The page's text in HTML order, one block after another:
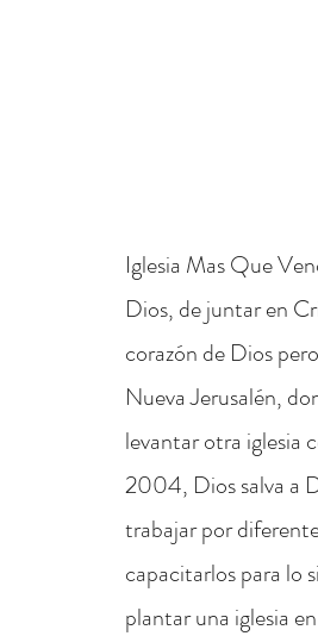
Iglesia Mas Que
Dios, de juntar en
corazón de Dios
Nueva Jerusalén,
levantar otra iglesia
2004, Dios salva a
trabajar por
capacitarlos para lo
plantar una iglesia